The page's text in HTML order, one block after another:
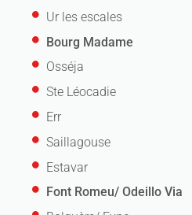
Ur les escales
Bourg Madame
Osséja
Ste Léocadie
Err
Saillagouse
Estavar
Font Romeu/ Odeillo Via